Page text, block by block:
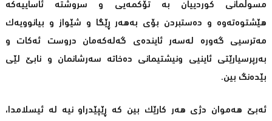
مسوڵمانی كوردییان به‌ تۆكمه‌یی و سروشته‌ ئاساییه‌كه‌
هێشتوه‌ته‌وه‌ و ده‌ستبردن بۆی‌ به‌هه‌ر ڕێگا و شێواز و بیانوویه‌ك
مه‌ترسیی گه‌وره‌ له‌سه‌ر ئاینده‌ی‌ گه‌له‌كه‌مان دروست ئه‌كات و
به‌رپرسیارێتی‌ ئاینیی ونیشتیمانی ده‌خاته‌ سه‌رشانمان و نابێ لێی
بێدەنگ بین.
ئەبێ ھەموان دژی ھەر کارێک بین کە ڕێپێدراو نیە لە ئیسلامدا،